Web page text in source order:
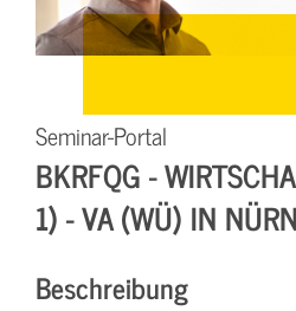
Seminar-Portal
BKRFQG -
1) - VA (WÜ) IN
Beschreibung